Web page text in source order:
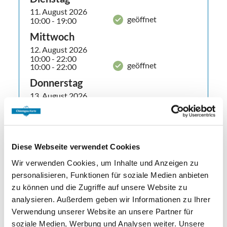
Diese Webseite verwendet Cookies
Wir verwenden Cookies, um Inhalte und Anzeigen zu
personalisieren, Funktionen für soziale Medien anbieten
zu können und die Zugriffe auf unsere Website zu
analysieren. Außerdem geben wir Informationen zu Ihrer
Verwendung unserer Website an unsere Partner für
soziale Medien, Werbung und Analysen weiter. Unsere
11. August 2026
10:00 - 19:00
geöffnet
Mittwoch
12. August 2026
10:00 - 22:00
10:00 - 22:00
geöffnet
Donnerstag
13. August 2026
14:00 - 22:00
14:00 - 22:00
geöffnet
Sonderöffnungszeiten auf der Webseite
von Paint your Style .